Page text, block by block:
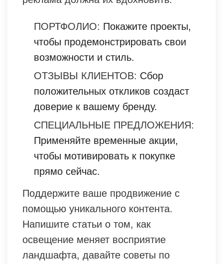
ПОРТФОЛИО: Покажите проекты,
чтобы продемонстрировать свои
возможности и стиль.
ОТЗЫВЫ КЛИЕНТОВ: Сбор
положительных откликов создаст
доверие к вашему бренду.
СПЕЦИАЛЬНЫЕ ПРЕДЛОЖЕНИЯ:
Применяйте временные акции,
чтобы мотивировать к покупке
прямо сейчас.
Поддержите ваше продвижение с
помощью уникального контента.
Напишите статьи о том, как
освещение меняет восприятие
ландшафта, давайте советы по